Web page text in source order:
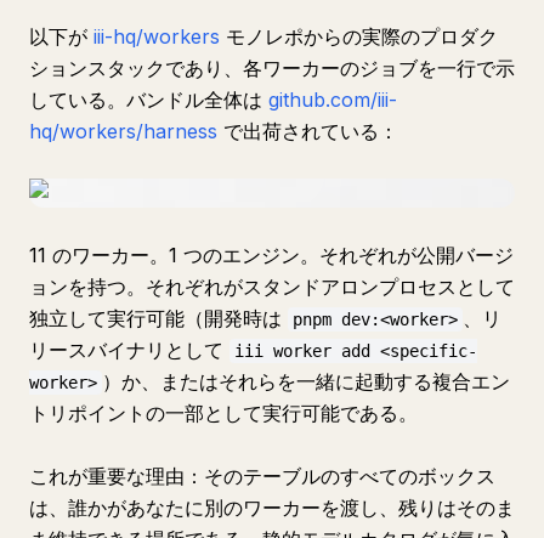
以下が iii-hq/workers モノレポからの実際のプロダク
ションスタックであり、各ワーカーのジョブを一行で示
している。バンドル全体は github.com/iii-
hq/workers/harness で出荷されている：
11 のワーカー。1 つのエンジン。それぞれが公開バージ
ョンを持つ。それぞれがスタンドアロンプロセスとして
独立して実行可能（開発時は
pnpm dev:<worker> 、リ
リースバイナリとして
iii worker add <specific-
worker> ）か、またはそれらを一緒に起動する複合エン
トリポイントの一部として実行可能である。
これが重要な理由：そのテーブルのすべてのボックス
は、誰かがあなたに別のワーカーを渡し、残りはそのま